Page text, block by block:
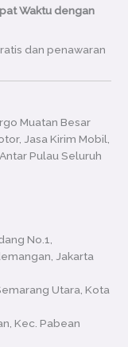
Waktu dengan
dan penawaran
Muatan Besar
Jasa Kirim Mobil,
Pulau Seluruh
No.1,
Jakarta
Utara, Kota
Kec. Pabean